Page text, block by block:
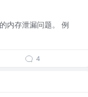
内存泄漏问题。 例
4